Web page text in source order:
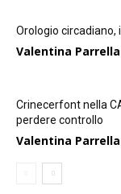
Orologio circadiano,
Valentina Parrella
Crinecerfont nella
perdere controllo
Valentina Parrella